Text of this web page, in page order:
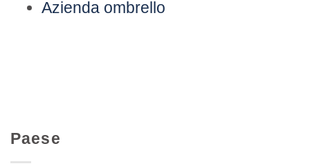
Azienda ombrello
Paese